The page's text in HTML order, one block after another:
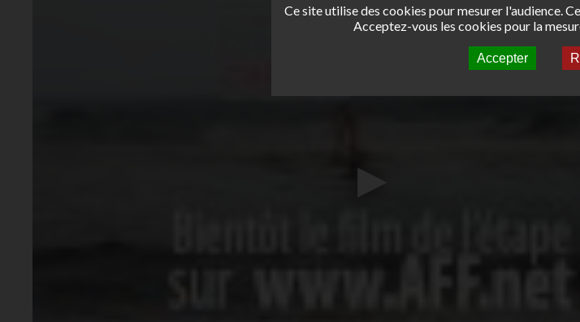
Ce site utilise des cookies pour mesurer l'audience.
Acceptez-vous les cookies pour la
Accepter